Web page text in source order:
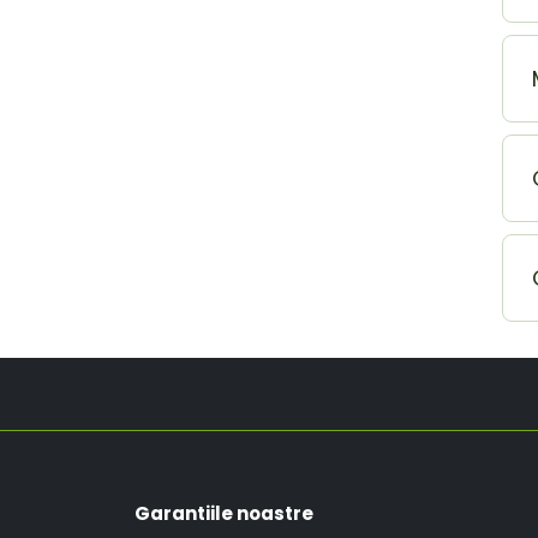
Garantiile noastre